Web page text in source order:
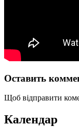
Оставить
Щоб відправити
Календар